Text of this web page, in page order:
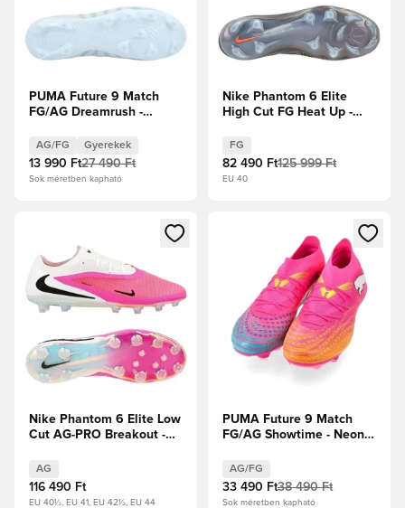
PUMA Future 9 Match
FG/AG Dreamrush -
Gyerek
AG/FG Gyerekek
13 990 Ft27 490 Ft
Sok méretben kapható
Nike Phantom 6 Elite
High Cut FG Heat Up -
hamuszürke/Arany
Borostyán/Fekete
FG
82 490 Ft125 999 Ft
EU 40
Megnyit egy modált a bejelentkezéshez vagy a tagként
Nike Phantom 6 Elite Low
Cut AG-PRO Breakout -
AG
116 490 Ft
EU 40½, EU 41, EU 42½, EU 44
Megnyit egy modált a
PUMA Future 9 Match
FG/AG Showtime - Neon
Élénk türkiz/PUMA Fehér
AG/FG
33 490 Ft38 490 Ft
Sok méretben kapható